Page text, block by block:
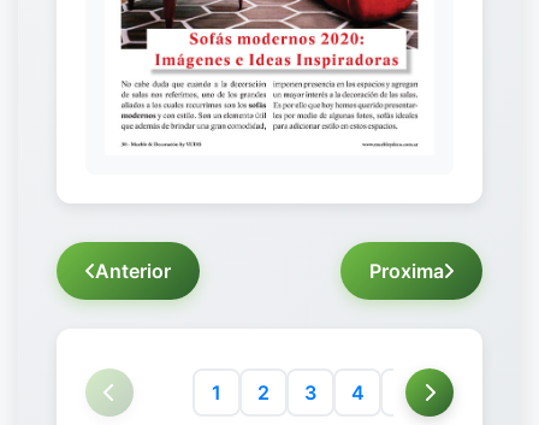
Anterior Proxima
1 2 3 4 5 6